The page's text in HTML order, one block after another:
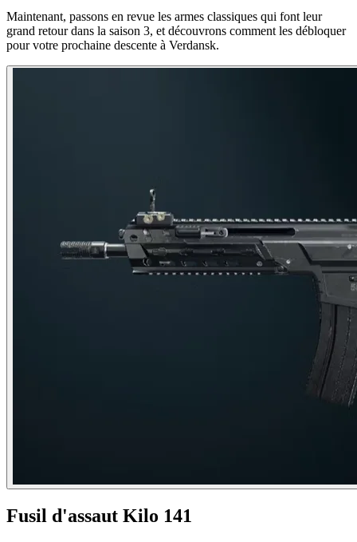
Maintenant, passons en revue les armes classiques qui font leur
grand retour dans la saison 3, et découvrons comment les débloquer
pour votre prochaine descente à Verdansk.
Fusil d'assaut Kilo 141